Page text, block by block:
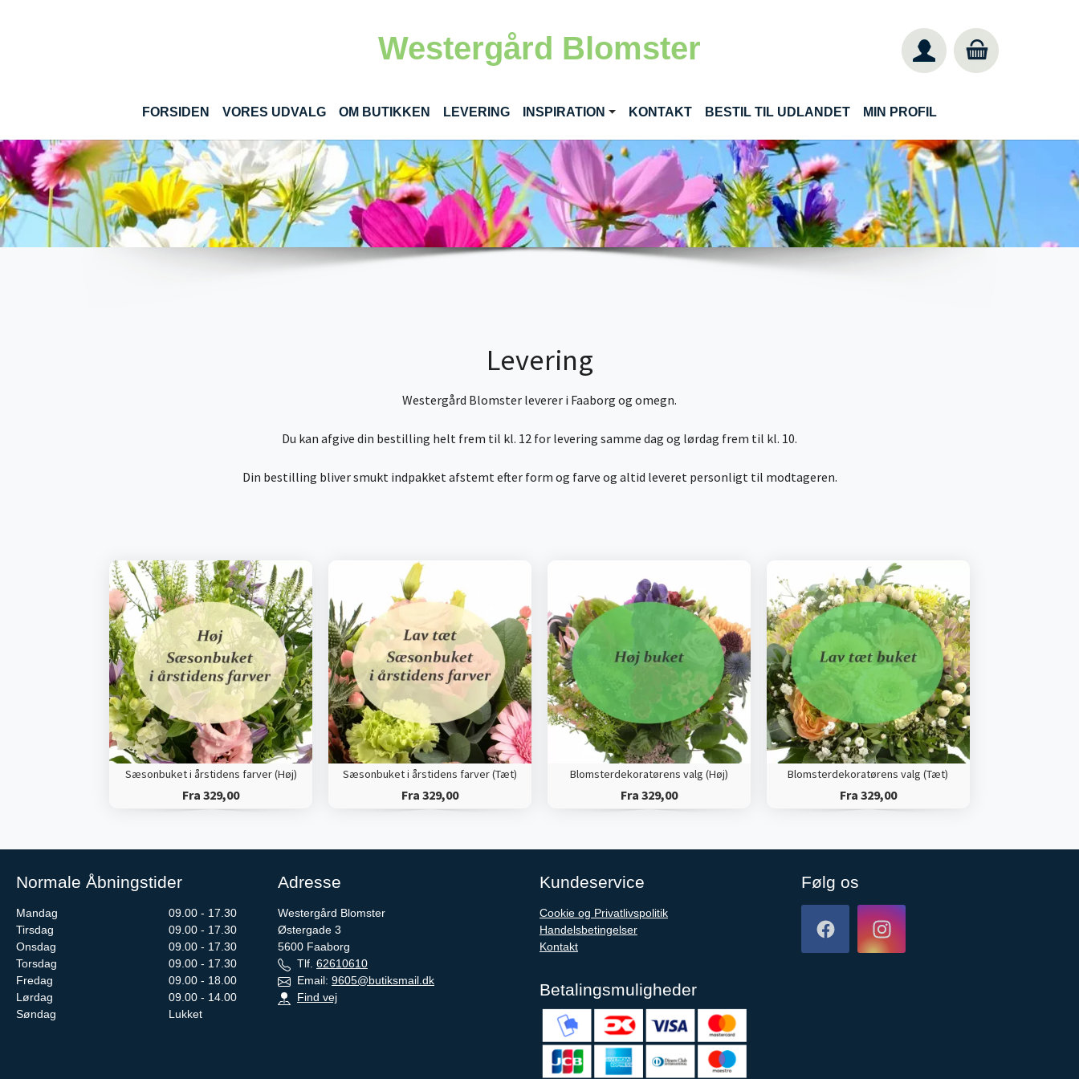
Westergård Blomster
FORSIDEN VORES UDVALG OM BUTIKKEN LEVERING(CURRENT)
INSPIRATION KONTAKT BESTIL TIL UDLANDET MIN PROFIL
Levering
Westergård Blomster leverer i Faaborg og omegn.
Du kan afgive din bestilling helt frem til kl. 12 for levering samme dag og lørdag frem til kl. 10.
Din bestilling bliver smukt indpakket afstemt efter form og farve og altid leveret personligt til modtageren.
Sæsonbuket i årstidens farver (Høj)
Fra 329,00
Sæsonbuket i årstidens farver (Tæt)
Fra 329,00
Blomsterdekoratørens valg (Høj)
Fra 329,00
Blomsterdekoratørens valg (Tæt)
Fra 329,00
Normale Åbningstider
Mandag
09.00 - 17.30
Tirsdag
09.00 - 17.30
Onsdag
09.00 - 17.30
Torsdag
09.00 - 17.30
Fredag
09.00 - 18.00
Lørdag
09.00 - 14.00
Søndag
Lukket
Adresse
Westergård Blomster
Østergade 3
5600 Faaborg
Tlf. 62610610
Email: 9605@butiksmail.dk
Find vej
Kundeservice
Cookie og Privatlivspolitik
Handelsbetingelser
Kontakt
Betalingsmuligheder
Følg os